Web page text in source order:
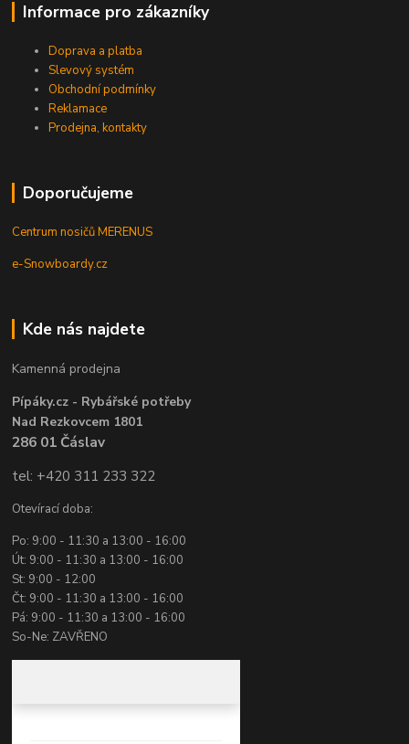
Informace pro zákazníky
Doprava a platba
Slevový systém
Obchodní podmínky
Reklamace
Prodejna, kontakty
Doporučujeme
Centrum nosičů MERENUS
e-Snowboardy.cz
Kde nás najdete
Kamenná prodejna
Pípáky.cz - Rybářské potřeby
Nad Rezkovcem 1801
286 01 Čáslav
tel: +420 311 233 322
Otevírací doba:
Po: 9:00 - 11:30 a 13:00 - 16:00
Út: 9:00 - 11:30 a 13:00 - 16:00
St: 9:00 - 12:00
Čt: 9:00 - 11:30 a 13:00 - 16:00
Pá: 9:00 - 11:30 a 13:00 - 16:00
So-Ne: ZAVŘENO